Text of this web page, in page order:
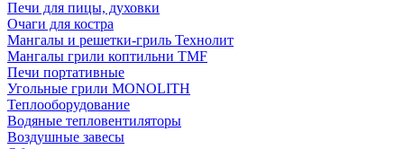
Печи для пицы, духовки
Очаги для костра
Мангалы и решетки-гриль Технолит
Мангалы грили коптильни TMF
Печи портативные
Угольные грили MONOLITH
Теплооборудование
Водяные тепловентиляторы
Воздушные завесы